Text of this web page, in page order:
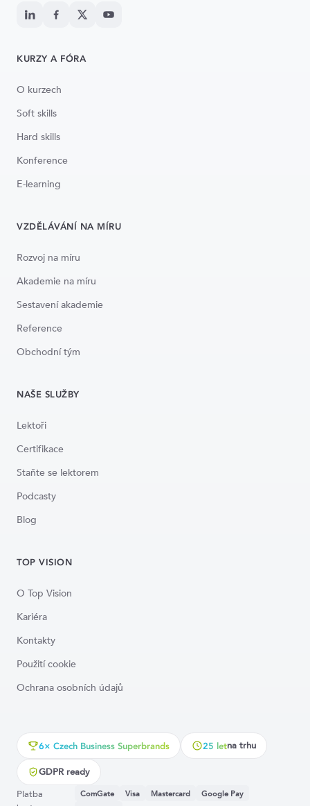
KURZY A FÓRA
O kurzech
Soft skills
Hard skills
Konference
E-learning
VZDĚLÁVÁNÍ NA MÍRU
Rozvoj na míru
Akademie na míru
Sestavení akademie
Reference
Obchodní tým
NAŠE SLUŽBY
Lektoři
Certifikace
Staňte se lektorem
Podcasty
Blog
TOP VISION
O Top Vision
Kariéra
Kontakty
Použití cookie
Ochrana osobních údajů
6× Czech Business Superbrands 25 letna trhu
GDPR ready
Platba
ComGate Visa Mastercard
Google Pay